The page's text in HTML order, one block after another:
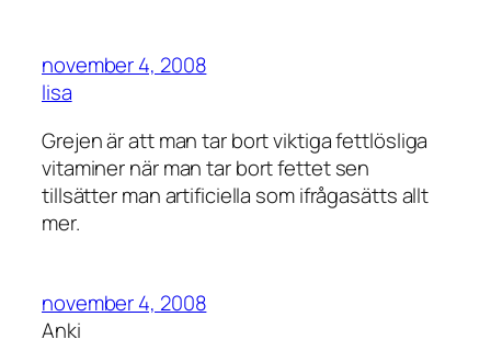
november 4, 2008
lisa
Grejen är att man tar bort viktiga fettlösliga
vitaminer när man tar bort fettet sen
tillsätter man artificiella som ifrågasätts allt
mer.
november 4, 2008
Anki